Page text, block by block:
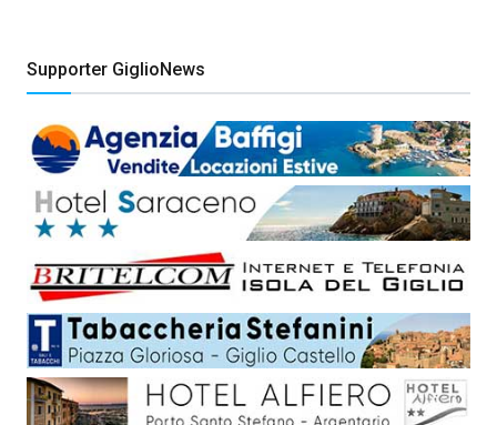
Supporter GiglioNews